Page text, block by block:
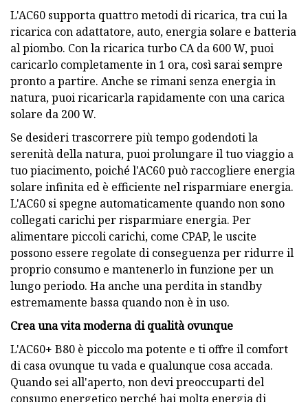
L'AC60 supporta quattro metodi di ricarica, tra cui la
ricarica con adattatore, auto, energia solare e batteria
al piombo. Con la ricarica turbo CA da 600 W, puoi
caricarlo completamente in 1 ora, così sarai sempre
pronto a partire. Anche se rimani senza energia in
natura, puoi ricaricarla rapidamente con una carica
solare da 200 W.
Se desideri trascorrere più tempo godendoti la
serenità della natura, puoi prolungare il tuo viaggio a
tuo piacimento, poiché l'AC60 può raccogliere energia
solare infinita ed è efficiente nel risparmiare energia.
L'AC60 si spegne automaticamente quando non sono
collegati carichi per risparmiare energia. Per
alimentare piccoli carichi, come CPAP, le uscite
possono essere regolate di conseguenza per ridurre il
proprio consumo e mantenerlo in funzione per un
lungo periodo. Ha anche una perdita in standby
estremamente bassa quando non è in uso.
Crea una vita moderna di qualità ovunque
L'AC60+ B80 è piccolo ma potente e ti offre il comfort
di casa ovunque tu vada e qualunque cosa accada.
Quando sei all'aperto, non devi preoccuparti del
consumo energetico perché hai molta energia di